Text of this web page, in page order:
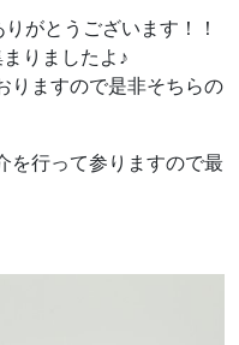
がとうございます！！
りましたよ♪
りますので是非そちらの
を行って参りますので最